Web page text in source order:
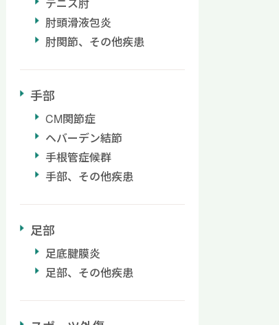
肘頭滑液包炎
肘関節、その他疾患
手部
CM関節症
ヘバーデン結節
手根管症候群
手部、その他疾患
足部
足底腱膜炎
足部、その他疾患